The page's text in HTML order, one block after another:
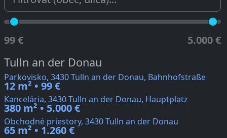
99 € 5.000 €
Tulln an der Donau
Parkovisko, 3430 Tulln an der Donau, Bahnhofstraße
12 m² • 99 €
Kancelária, 3430 Tulln an der Donau, Hauptplatz
380 m² • 5.000 €
Obchodné priestory, 3430 Tulln an der Donau
65 m² • 1.260 €